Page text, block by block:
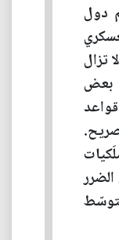
دول
تزال
بعض